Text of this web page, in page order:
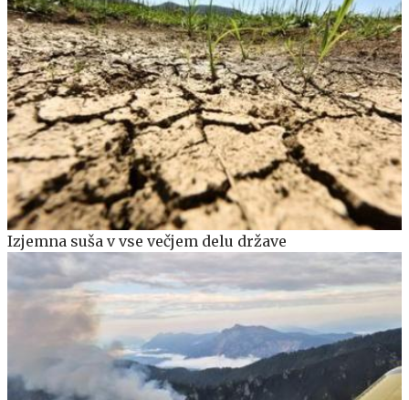
Izjemna suša v vse večjem delu države